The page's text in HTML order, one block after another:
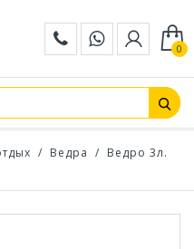
0
/ Ведра / Ведро 3л.